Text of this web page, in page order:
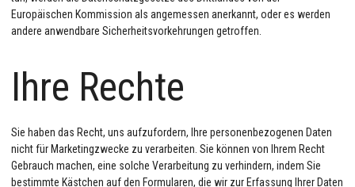
Europäischen Kommission als angemessen anerkannt, oder es werden
andere anwendbare Sicherheitsvorkehrungen getroffen.
Ihre Rechte
Sie haben das Recht, uns aufzufordern, Ihre personenbezogenen Daten
nicht für Marketingzwecke zu verarbeiten. Sie können von Ihrem Recht
Gebrauch machen, eine solche Verarbeitung zu verhindern, indem Sie
bestimmte Kästchen auf den Formularen, die wir zur Erfassung Ihrer Daten